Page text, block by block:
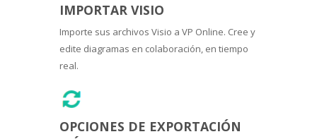
IMPORTAR VISIO
Importe sus archivos Visio a VP Online. Cree y
edite diagramas en colaboración, en tiempo
real.
OPCIONES DE EXPORTACIÓN